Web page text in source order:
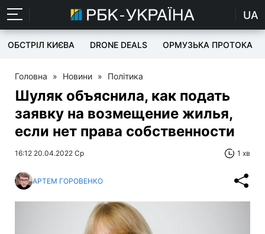
UA
ОБСТРІЛ КИЄВА DRONE DEALS ОРМУЗЬКА ПРОТОКА
Головна » Новини » Політика
Шуляк объяснила, как подать
заявку на возмещение жилья,
если нет права собственности
16:12 20.04.2022 Ср 1 хв
АРТЕМ ГОРОВЕНКО